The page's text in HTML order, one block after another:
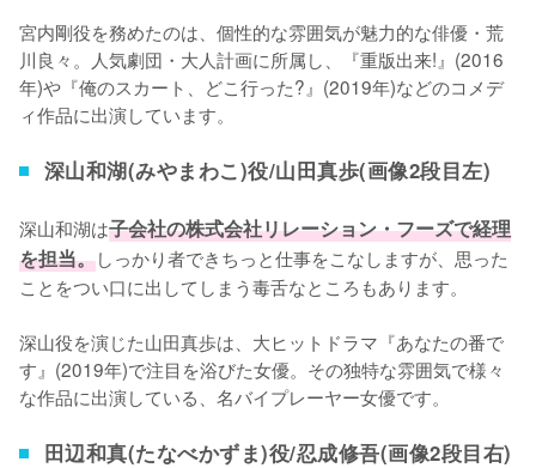
宮内剛役を務めたのは、個性的な雰囲気が魅力的な俳優・荒
川良々。人気劇団・大人計画に所属し、『重版出来!』(2016
年)や『俺のスカート、どこ行った?』(2019年)などのコメデ
ィ作品に出演しています。
深山和湖(みやまわこ)役/山田真歩(画像2段目左)
深山和湖は子会社の株式会社リレーション・フーズで経理
を担当。しっかり者できちっと仕事をこなしますが、思った
ことをつい口に出してしまう毒舌なところもあります。
深山役を演じた山田真歩は、大ヒットドラマ『あなたの番で
す』(2019年)で注目を浴びた女優。その独特な雰囲気で様々
な作品に出演している、名バイプレーヤー女優です。
田辺和真(たなべかずま)役/忍成修吾(画像2段目右)